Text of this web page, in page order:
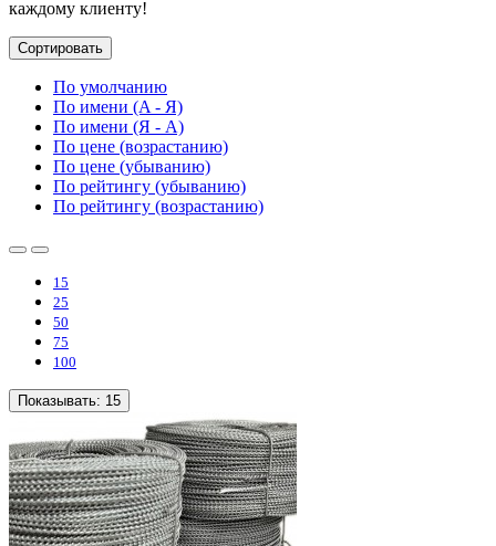
каждому клиенту!
Сортировать
По умолчанию
По имени (A - Я)
По имени (Я - A)
По цене (возрастанию)
По цене (убыванию)
По рейтингу (убыванию)
По рейтингу (возрастанию)
15
25
50
75
100
Показывать: 15